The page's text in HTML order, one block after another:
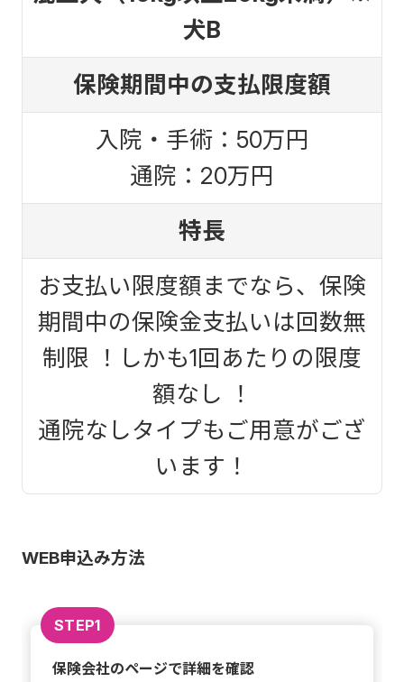
犬B
保険期間中の支払限度額
入院・手術：50万円
通院：20万円
特長
お支払い限度額までなら、保険
期間中の保険金支払いは回数無
制限 ！しかも1回あたりの限度
額なし ！
通院なしタイプもご用意がござ
います！
WEB申込み方法
STEP1
保険会社のページで詳細を確認